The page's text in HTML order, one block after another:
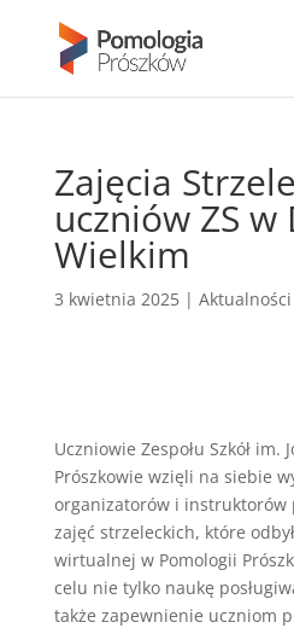
Zajęcia
uczniów ZS
Wielkim
3 kwietnia 2025| Aktualności
Uczniowie Zespołu Szkół im.
Prószkowie wzięli na siebie
organizatorów i instruktorów
zajęć strzeleckich, które
wirtualnej w Pomologii
celu nie tylko naukę
także zapewnienie uczniom